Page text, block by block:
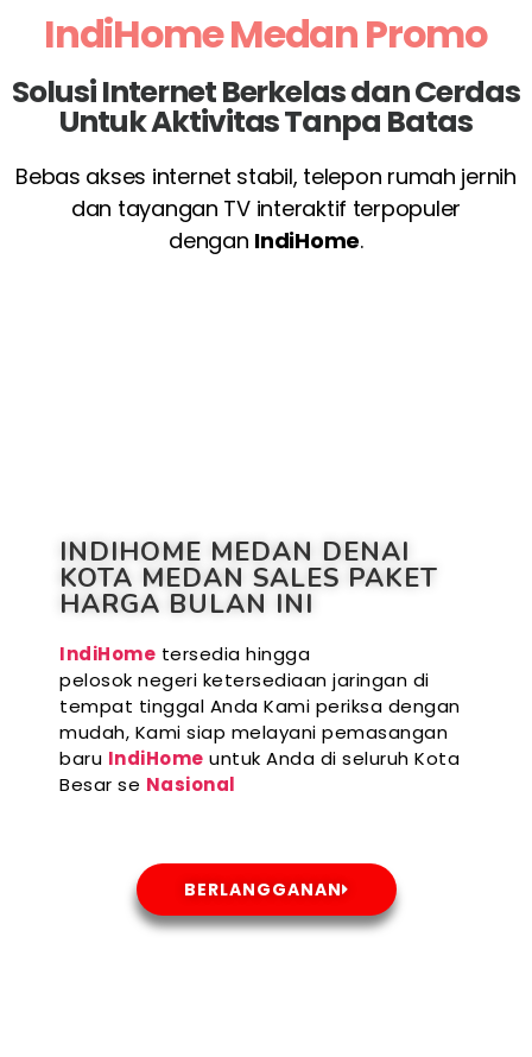
IndiHome Medan Promo
Solusi Internet Berkelas dan Cerdas
Untuk Aktivitas Tanpa Batas
Bebas akses internet stabil, telepon rumah jernih
dan tayangan TV interaktif terpopuler
dengan IndiHome.
INDIHOME MEDAN DENAI
KOTA MEDAN SALES PAKET
HARGA BULAN INI
IndiHome tersedia hingga
pelosok negeri ketersediaan jaringan di
tempat tinggal Anda Kami periksa dengan
mudah, Kami siap melayani pemasangan
baru IndiHome untuk Anda di seluruh Kota
Besar se Nasional
BERLANGGANAN